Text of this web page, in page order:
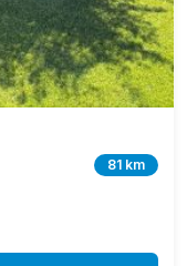
81 km